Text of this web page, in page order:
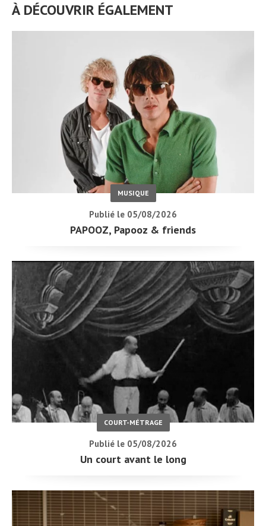
À DÉCOUVRIR ÉGALEMENT
MUSIQUE
Publié le 05/08/2026
PAPOOZ, Papooz & friends
COURT-MÉTRAGE
Publié le 05/08/2026
Un court avant le long